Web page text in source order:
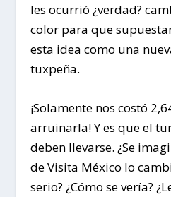
les ocurrió ¿verdad?
color para que
esta idea como una
tuxpeña.
¡Solamente nos costó
arruinarla! Y es que el
deben llevarse. ¿Se
de Visita México lo
serio? ¿Cómo se vería?